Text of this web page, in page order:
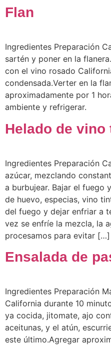
Flan
Ingredientes Preparación
sartén y poner en la
con el vino rosado
condensada.Verter en la
aproximadamente por 1
ambiente y refrigerar.
Helado de vino
Ingredientes Preparación
azúcar, mezclando
a burbujear. Bajar el fuego
de huevo, especias, vino
del fuego y dejar enfriar a
vez se enfríe la mezcla, la
procesamos para evitar […]
Ensalada de
Ingredientes Preparación
California durante 10
ya cocida, jitomate, ajo
aceitunas, y el atún,
este último.Agregar